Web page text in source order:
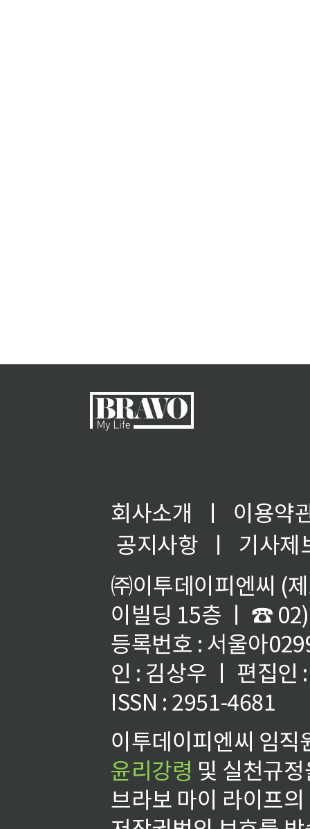
회사소개 ㅣ
이용약
공지사항
ㅣ
기사제
㈜이투데이피엔씨 (
이빌딩 15층 ㅣ ☎
등록번호 : 서울아
인 : 김상우 ㅣ 편집인
ISSN : 2951-4681
이투데이피엔씨 임
윤리강령 및 실천규
브라보 마이 라이프